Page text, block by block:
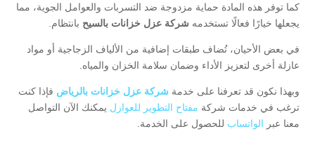
كما توفر هذه المادة حماية مزدوجة ضد التسربات والعوامل الجوية، مما
يجعلها خيارًا فعالًا تستخدمه شركة عزل خزانات بالسيح بانتظام.
في بعض الأحيان، تُضاف طبقات إضافية من الألياف الزجاجية أو مواد
عازلة أخرى لتعزيز الأداء وضمان سلامة الخزان والمياه.
وبهذا نكون قد تعرفنا على خدمة شركة عزل خزانات بالرياض فإذا كنت
ترغب في خدمات شركة مفتاح التطوير للعوازل يمكنك الآن التواصل
معنا عبر الواتساب للحصول على الخدمة.